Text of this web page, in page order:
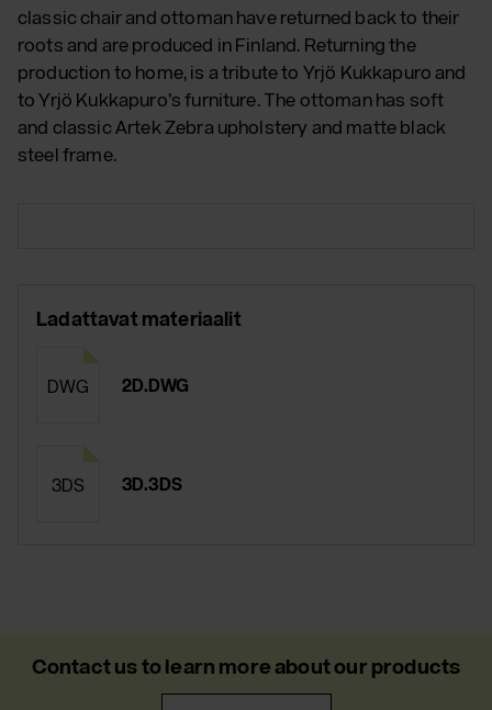
classic chair and ottoman have returned back to their
roots and are produced in Finland. Returning the
production to home, is a tribute to Yrjö Kukkapuro and
to Yrjö Kukkapuro’s furniture. The ottoman has soft
and classic Artek Zebra upholstery and matte black
steel frame.
Ladattavat materiaalit
DWG 2D.DWG
3DS 3D.3DS
Contact us to learn more about our products